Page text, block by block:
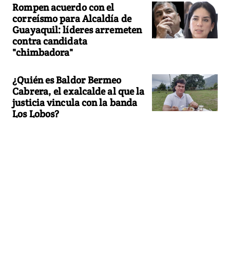
Rompen acuerdo con el
correísmo para Alcaldía de
Guayaquil: líderes arremeten
contra candidata
"chimbadora"
¿Quién es Baldor Bermeo
Cabrera, el exalcalde al que la
justicia vincula con la banda
Los Lobos?